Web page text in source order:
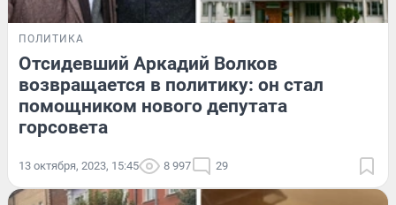
ПОЛИТИКА
Отсидевший Аркадий Волков
возвращается в политику: он стал
помощником нового депутата
горсовета
13 октября, 2023, 15:45 8 997 29